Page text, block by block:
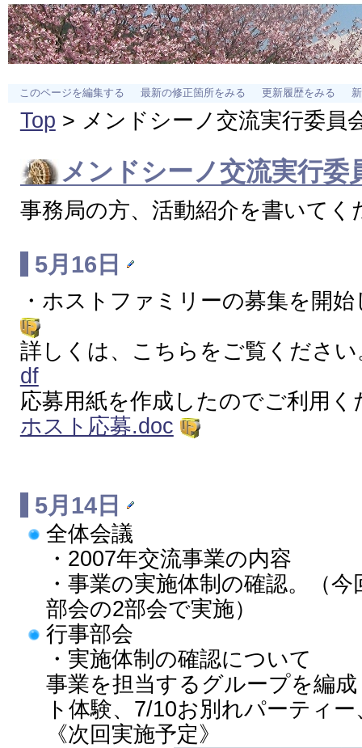
このページを編集する 最新の修正箇所をみる 更新履歴をみる
Top > メンドシーノ交流実行委員
メンドシーノ交流実行委
事務局の方、活動紹介を書いてく
5月16日
・ホストファミリーの募集を開
詳しくは、こちらをご覧ください
df
応募用紙を作成したのでご利用く
ホスト応募.doc
5月14日
全体会議
・2007年交流事業の内容
・事業の実施体制の確認。（
部会の2部会で実施）
行事部会
・実施体制の確認について
事業を担当するグループを編
ト体験、7/10お別れパーティ
《次回実施予定》